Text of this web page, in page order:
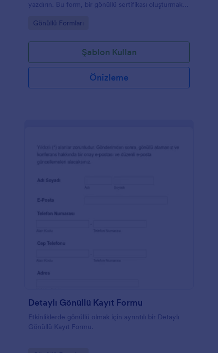
yazdırın. Bu form, bir gönüllü sertifikası oluşturmak
kolayca değiştirebileceğiniz, renkleri
resimler ekleyebileceğiniz PDF biçimindedir.
Go to Category:
Gönüllü Formları
Şablon Kullan
Önizleme
Detaylı Gönüllü Kayıt Formu
Etkinliklerde gönüllü olmak için ayrıntılı bir Detaylı
Gönüllü Kayıt Formu.